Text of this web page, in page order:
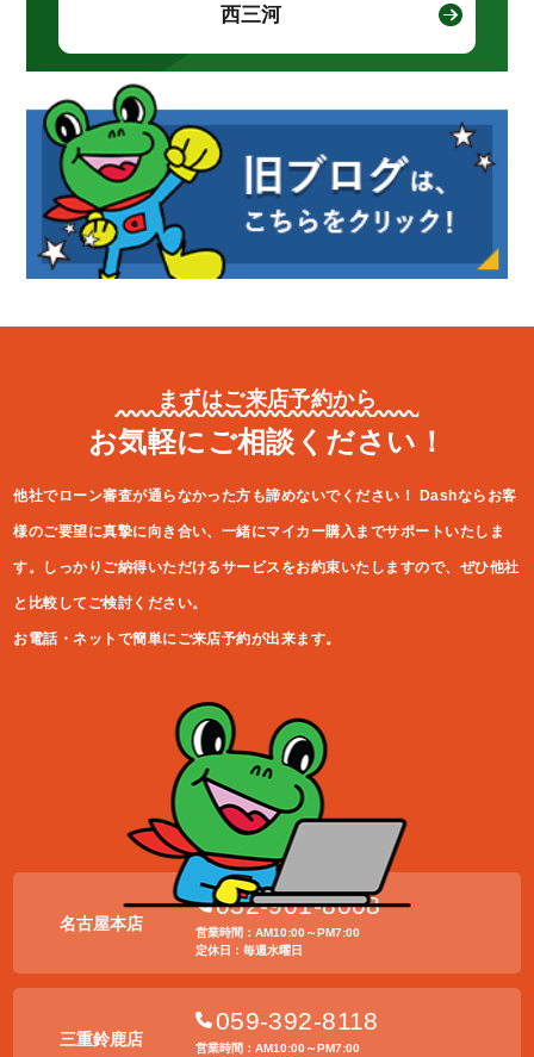
西三河
まずはご来店予約から
お気軽にご相談ください！
他社でローン審査が通らなかった方も諦めないでください！ Dashならお客
様のご要望に真摯に向き合い、一緒にマイカー購入ま でサポートいたしま
す。しっかりご納得いただけるサービスをお約束いたしますので、ぜひ他社
と比較してご検討ください。
お電話・ネットで簡単にご来店予約が出来ます。
名古屋本店
052-901-8008
営業時間：AM10:00～PM7:00
定休日：毎週水曜日
三重鈴鹿店
059-392-8118
営業時間：AM10:00～PM7:00